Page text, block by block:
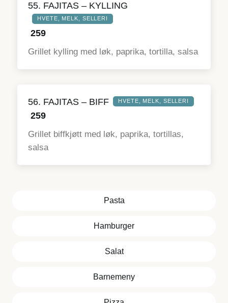
Pasta
Hamburger
Salat
Barnemeny
55. FAJITAS – KYLLING
HVETE, MELK, SELLERI
259
Grillet kylling med løk, paprika, tortilla, salsa
56. FAJITAS – BIFF HVETE, MELK, SELLERI
259
Grillet biffkjøtt med løk, paprika, tortillas,
salsa